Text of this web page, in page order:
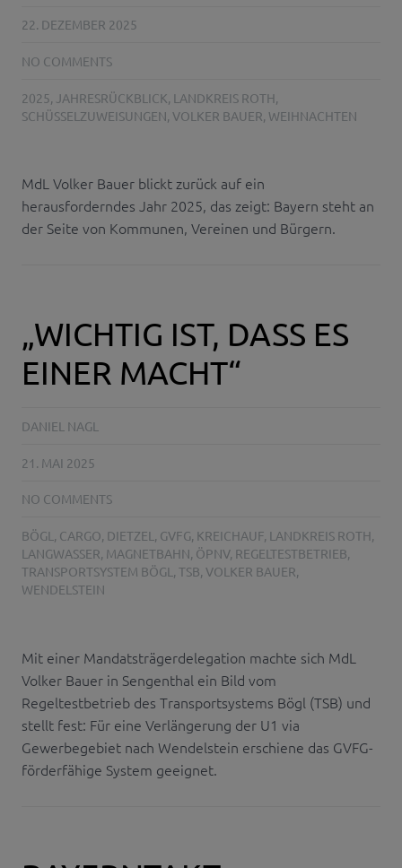
22. DEZEMBER 2025
NO COMMENTS
2025, JAHRESRÜCKBLICK, LANDKREIS ROTH,
SCHÜSSELZUWEISUNGEN, VOLKER BAUER, WEIHNACHTEN
MdL Volker Bauer blickt zurück auf ein
herausforderndes Jahr 2025, das zeigt: Bayern steht an
der Seite von Kommunen, Vereinen und Bürgern.
„WICHTIG IST, DASS ES
EINER MACHT“
DANIEL NAGL
21. MAI 2025
NO COMMENTS
BÖGL , CARGO, DIETZEL , GVFG, KREICHAUF, LANDKREIS ROTH,
LANGWASSER, MAGNETBAHN, ÖPNV, REGELTESTBETRIEB,
TRANSPORTSYSTEM BÖGL , TSB, VOLKER BAUER,
WENDELSTEIN
Mit einer Mandatsträgerdelegation machte sich MdL
Volker Bauer in Sengenthal ein Bild vom
Regeltestbetrieb des Transportsystems Bögl (TSB) und
stellt fest: Für eine Verlängerung der U1 via
Gewerbegebiet nach Wendelstein erschiene das GVFG-
förderfähige System geeignet.